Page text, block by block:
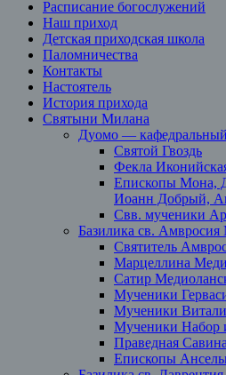
Расписание богослужений
Наш приход
Детская приходская школа
Паломничества
Контакты
Настоятель
История прихода
Святыни Милана
Дуомо —
Святой Гвоздь
Фекла
Епископы Мона,
Иоанн Добрый,
Свв. мученики
Базилика св. Амвросия
Святитель
Марцеллина
Сатир
Мученики
Мученики
Мученики Набор
Праведная Савина
Епископы